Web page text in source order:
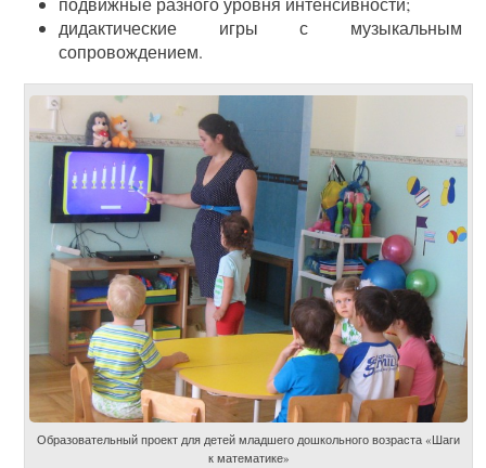
дидактические игры с музыкальным
сопровождением.
Образовательный проект для детей младшего дошкольного возраста «Шаги
к математике»